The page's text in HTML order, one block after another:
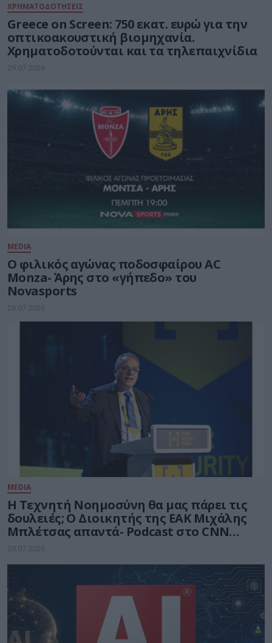
ΧΡΗΜΑΤΟΔΟΤΗΣΕΙΣ
Greece on Screen: 750 εκατ. ευρώ για την
οπτικοακουστική βιομηχανία.
Χρηματοδοτούνται και τα τηλεπαιχνίδια
29.07.2026
MEDIA
Ο φιλικός αγώνας ποδοσφαίρου AC
Monza- Άρης στο «γήπεδο» του
Novasports
28.07.2026
MEDIA
Η Τεχνητή Νοημοσύνη θα μας πάρει τις
δουλειές; Ο Διοικητής της ΕΑΚ Μιχάλης
Μπλέτσας απαντά- Podcast στο CNN
Greece
28.07.2026